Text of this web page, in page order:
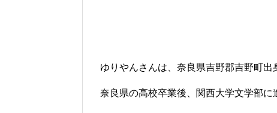
ゆりやんさんは、奈良県吉野郡吉野町出
奈良県の高校卒業後、関西大学文学部に